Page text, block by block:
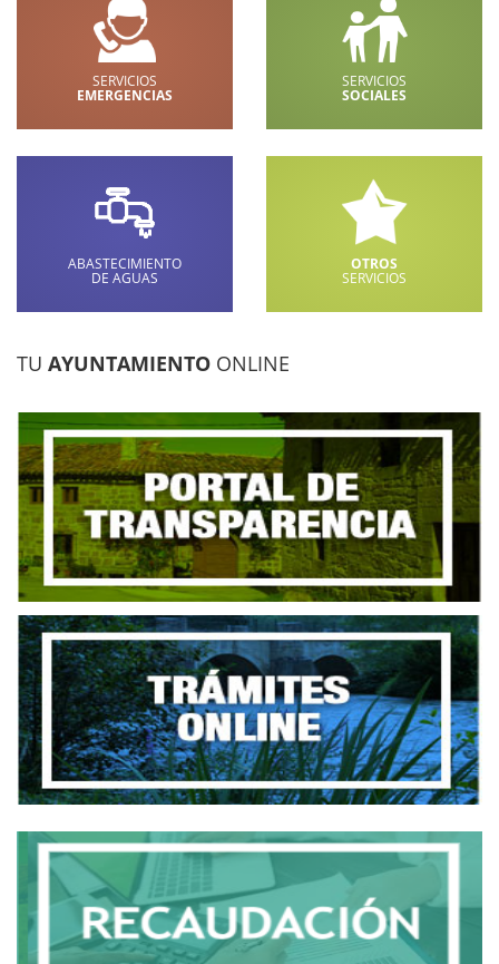
SERVICIOS
EMERGENCIAS
SERVICIOS
SOCIALES
ABASTECIMIENTO
DE AGUAS
OTROS
SERVICIOS
TU AYUNTAMIENTO ONLINE